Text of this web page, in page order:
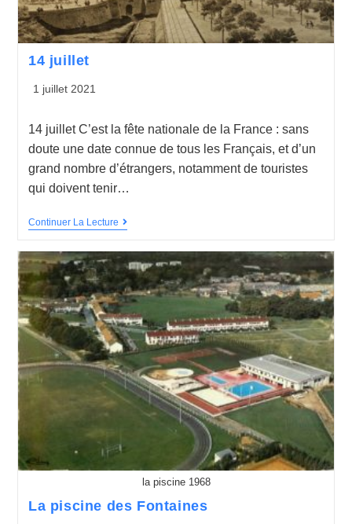
14 juillet
1 juillet 2021
14 juillet C’est la fête nationale de la France : sans
doute une date connue de tous les Français, et d’un
grand nombre d’étrangers, notamment de touristes
qui doivent tenir…
Continuer La Lecture
la piscine 1968
La piscine des Fontaines